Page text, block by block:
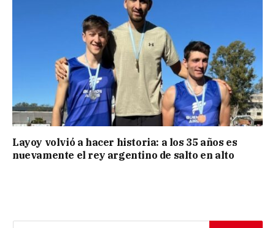
Layoy volvió a hacer historia: a los 35 años es
nuevamente el rey argentino de salto en alto